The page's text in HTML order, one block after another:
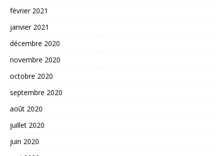
février 2021
janvier 2021
décembre 2020
novembre 2020
octobre 2020
septembre 2020
août 2020
juillet 2020
juin 2020